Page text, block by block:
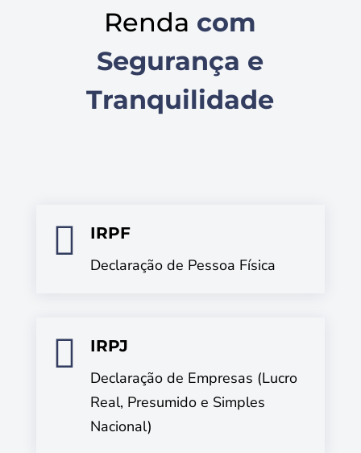
Renda com
Segurança e
Tranquilidade

IRPF
Declaração de Pessoa Física

IRPJ
Declaração de Empresas (Lucro
Real, Presumido e Simples
Nacional)